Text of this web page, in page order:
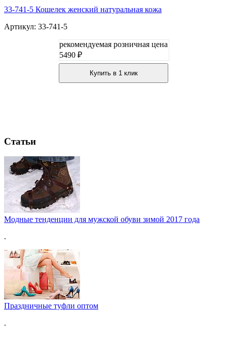
33-741-5 Кошелек женский натуральная кожа
Артикул: 33-741-5
рекомендуемая розничная цена
5490 ₽
Купить в 1 клик
Статьи
Модные тенденции для мужской обуви зимой 2017 года
.
Праздничные туфли оптом
.